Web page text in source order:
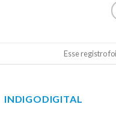
Esse registro
INDIGODIGITAL